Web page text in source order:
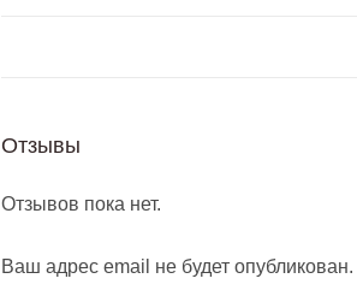
Отзывы
Отзывов пока нет.
Ваш адрес email не будет опубликован.